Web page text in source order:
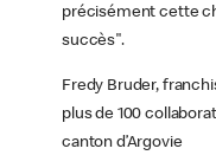
précisément cette
succès".
Fredy Bruder,
plus de 100
canton d’Argovie